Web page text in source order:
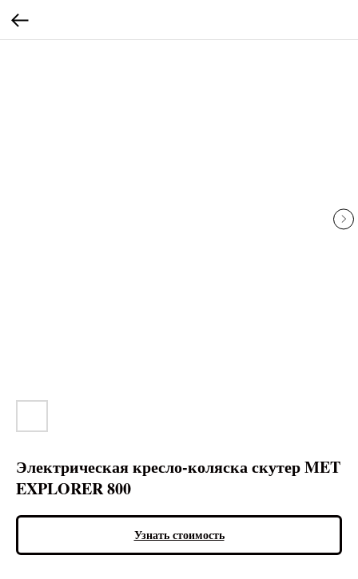
Электрическая кресло-коляска скутер MET
EXPLORER 800
Узнать стоимость